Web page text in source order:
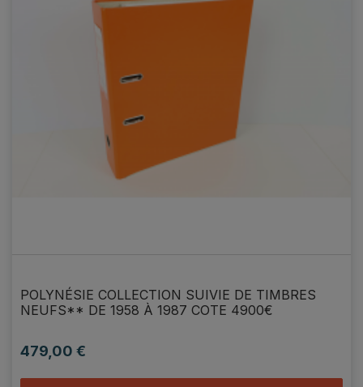
POLYNÉSIE COLLECTION SUIVIE DE TIMBRES
NEUFS** DE 1958 À 1987 COTE 4900€
Prix
479,00 €